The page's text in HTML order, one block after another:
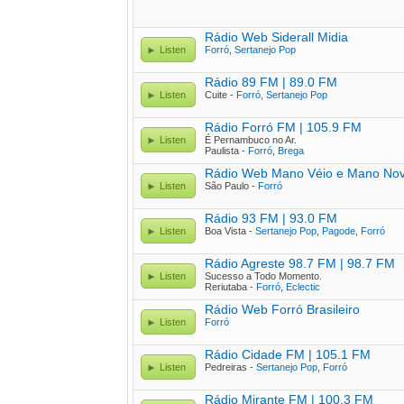
Listen
Rádio Web Siderall Midia
Forró Sertanejo Pop
Listen
Rádio 89 FM | 89.0 FM
Cuite - Forró Sertanejo Pop
Listen
Rádio Forró FM | 105.9 FM
É Pernambuco no Ar.
Paulista - Forró Brega
Listen
Rádio Web Mano Véio e Mano
São Paulo - Forró
Listen
Rádio 93 FM | 93.0 FM
Boa Vista - Sertanejo Pop Pagode Forró
Listen
Rádio Agreste 98.7 FM | 98.7 FM
Sucesso a Todo Momento.
Reriutaba - Forró Eclectic
Listen
Rádio Web Forró Brasileiro
Forró
Listen
Rádio Cidade FM | 105.1 FM
Pedreiras - Sertanejo Pop Forró
Rádio Mirante FM | 100.3 FM